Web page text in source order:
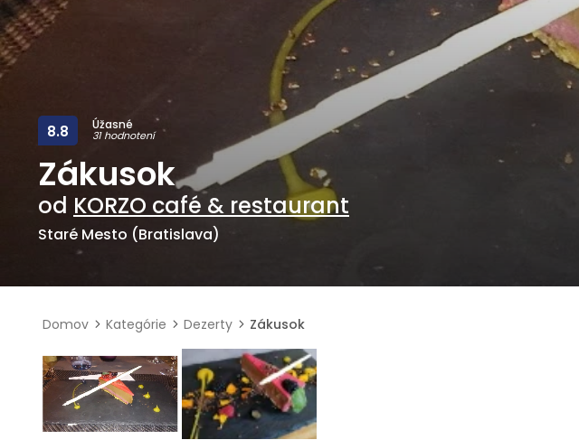
Úžasné
31 hodnotení
8.8
Zákusok
od KORZO café & restaurant
Staré Mesto (Bratislava)
Domov Kategórie Dezerty Zákusok